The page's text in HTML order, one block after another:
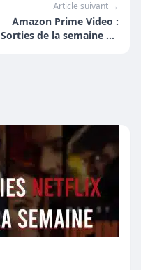
Article suivant →
Amazon Prime Video :
Sorties de la semaine du